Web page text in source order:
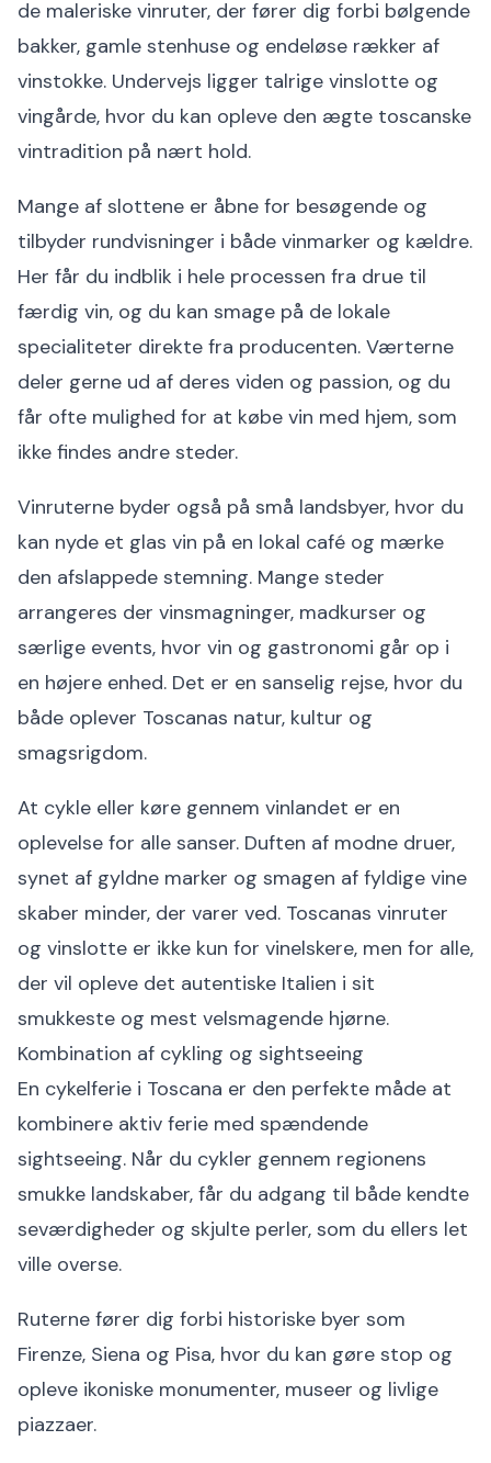
de maleriske vinruter, der fører dig forbi bølgende
bakker, gamle stenhuse og endeløse rækker af
vinstokke. Undervejs ligger talrige vinslotte og
vingårde, hvor du kan opleve den ægte toscanske
vintradition på nært hold.
Mange af slottene er åbne for besøgende og
tilbyder rundvisninger i både vinmarker og kældre.
Her får du indblik i hele processen fra drue til
færdig vin, og du kan smage på de lokale
specialiteter direkte fra producenten. Værterne
deler gerne ud af deres viden og passion, og du
får ofte mulighed for at købe vin med hjem, som
ikke findes andre steder.
Vinruterne byder også på små landsbyer, hvor du
kan nyde et glas vin på en lokal café og mærke
den afslappede stemning. Mange steder
arrangeres der vinsmagninger, madkurser og
særlige events, hvor vin og gastronomi går op i
en højere enhed. Det er en sanselig rejse, hvor du
både oplever Toscanas natur, kultur og
smagsrigdom.
At cykle eller køre gennem vinlandet er en
oplevelse for alle sanser. Duften af modne druer,
synet af gyldne marker og smagen af fyldige vine
skaber minder, der varer ved. Toscanas vinruter
og vinslotte er ikke kun for vinelskere, men for alle,
der vil opleve det autentiske Italien i sit
smukkeste og mest velsmagende hjørne.
Kombination af cykling og sightseeing
En cykelferie i Toscana er den perfekte måde at
kombinere aktiv ferie med spændende
sightseeing. Når du cykler gennem regionens
smukke landskaber, får du adgang til både kendte
seværdigheder og skjulte perler, som du ellers let
ville overse.
Ruterne fører dig forbi historiske byer som
Firenze, Siena og Pisa, hvor du kan gøre stop og
opleve ikoniske monumenter, museer og livlige
piazzaer.